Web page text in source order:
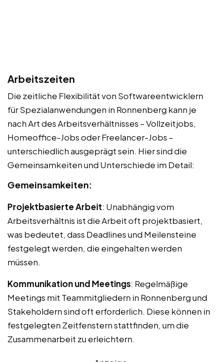
Arbeitszeiten
Die zeitliche Flexibilität von Softwareentwicklern
für Spezialanwendungen in Ronnenberg kann je
nach Art des Arbeitsverhältnisses – Vollzeitjobs,
Homeoffice-Jobs oder Freelancer-Jobs –
unterschiedlich ausgeprägt sein. Hier sind die
Gemeinsamkeiten und Unterschiede im Detail:
Gemeinsamkeiten:
Projektbasierte Arbeit: Unabhängig vom
Arbeitsverhältnis ist die Arbeit oft projektbasiert,
was bedeutet, dass Deadlines und Meilensteine
festgelegt werden, die eingehalten werden
müssen.
Kommunikation und Meetings: Regelmäßige
Meetings mit Teammitgliedern in Ronnenberg und
Stakeholdern sind oft erforderlich. Diese können in
festgelegten Zeitfenstern stattfinden, um die
Zusammenarbeit zu erleichtern.